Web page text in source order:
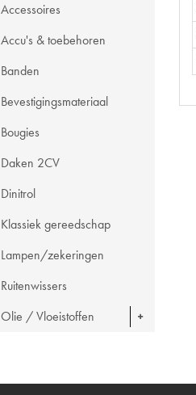
Accessoires
Accu's & toebehoren
Banden
Bevestigingsmateriaal
Bougies
Daken 2CV
Dinitrol
Klassiek gereedschap
Lampen/zekeringen
Ruitenwissers
Olie / Vloeistoffen